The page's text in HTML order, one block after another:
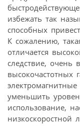
избежать так
способных
К сожалению,
отличается
следствие, очень
высокочастотных
уменьшить
использование,
низкоскоростной